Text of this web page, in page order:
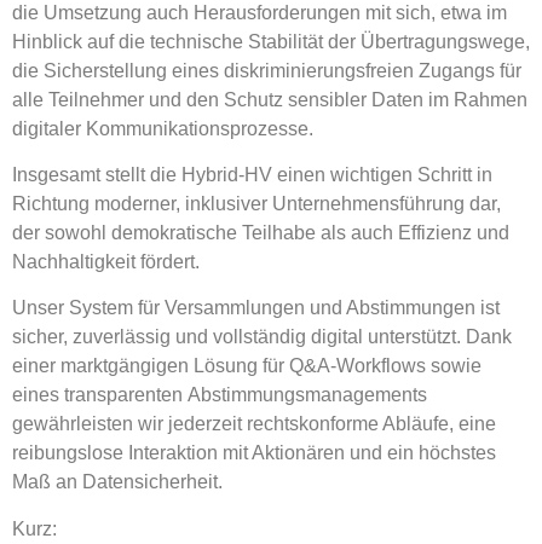
die Umsetzung auch Herausforderungen mit sich, etwa im
Hinblick auf die technische Stabilität der Übertragungswege,
die Sicherstellung eines diskriminierungsfreien Zugangs für
alle Teilnehmer und den Schutz sensibler Daten im Rahmen
digitaler Kommunikationsprozesse.
Insgesamt stellt die Hybrid-HV einen wichtigen Schritt in
Richtung moderner, inklusiver Unternehmensführung dar,
der sowohl demokratische Teilhabe als auch Effizienz und
Nachhaltigkeit fördert.
Unser System für Versammlungen und Abstimmungen ist
sicher, zuverlässig und vollständig digital unterstützt. Dank
einer marktgängigen Lösung für Q&A-Workflows sowie
eines transparenten Abstimmungsmanagements
gewährleisten wir jederzeit rechtskonforme Abläufe, eine
reibungslose Interaktion mit Aktionären und ein höchstes
Maß an Datensicherheit.
Kurz: